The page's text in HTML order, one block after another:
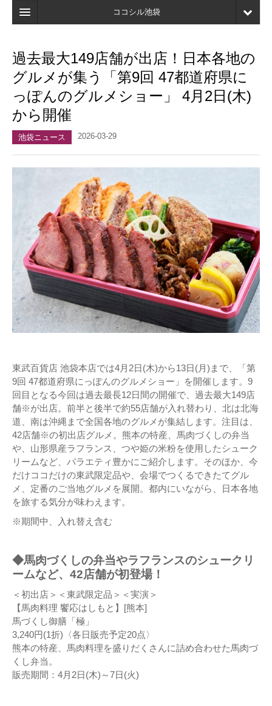
ココシル池袋
検索
店舗・施設最新情報
口コミ
マイページ
過去最大149店舗が出店！日本各地の
グルメが集う「第9回 47都道府県に
っぽんのグルメショー」 4月2日(木)
から開催
池袋ニュース 2026-03-29
東武百貨店 池袋本店では4月2日(木)から13日(月)まで、「第
9回 47都道府県にっぽんのグルメショー」を開催します。9
回目となる今回は過去最長12日間の開催で、過去最大149店
舗※が出店。前半と後半で約55店舗が入れ替わり、北は北海
道、南は沖縄まで全国各地のグルメが集結します。注目は、
42店舗※の初出店グルメ。熊本の特産、馬肉づくしの弁当
や、山形県産ラフランス、つや姫の米粉を使用したシューク
リームなど、バラエティ豊かにご紹介します。そのほか、今
だけココだけの東武限定品や、会場でつくるできたてグル
メ、定番のご当地グルメを展開。都内にいながら、日本各地
を旅する気分が味わえます。
※期間中、入れ替え含む
◆馬肉づくしの弁当やラフランスのシュークリ
ームなど、42店舗が初登場！
＜初出店＞＜東武限定品＞＜実演＞
【馬肉料理 饗応はしもと】[熊本]
馬づくし御膳「極」
3,240円(1折)〈各日販売予定20点〉
熊本の特産、馬肉料理を盛りだくさんに詰め合わせた馬肉づ
くし弁当。
販売期間：4月2日(木)～7日(火)